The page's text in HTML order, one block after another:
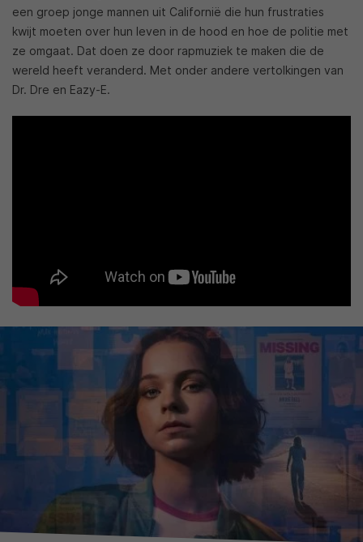
een groep jonge mannen uit Californië die hun frustraties
kwijt moeten over hun leven in de hood en hoe de politie met
ze omgaat. Dat doen ze door rapmuziek te maken die de
wereld heeft veranderd. Met onder andere vertolkingen van
Dr. Dre en Eazy-E.